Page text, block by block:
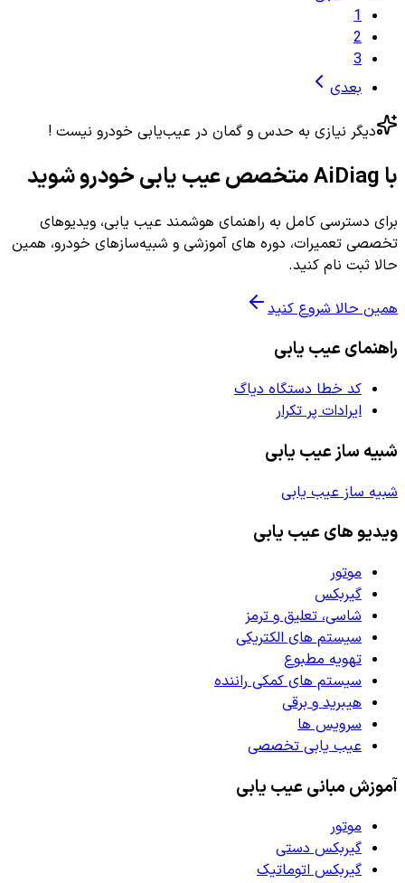
1
2
3
بعدی
دیگر نیازی به حدس و گمان در عیب‌یابی خودرو نیست !
با AiDiag متخصص عیب یابی خودرو شوید
برای دسترسی کامل به راهنمای هوشمند عیب یابی، ویدیوهای
تخصصی تعمیرات، دوره های آموزشی و شبیه‌سازهای خودرو، همین
حالا ثبت نام کنید.
همین حالا شروع کنید
راهنمای عیب یابی
کد خطا دستگاه دیاگ
ایرادات پر تکرار
شبیه ساز عیب یابی
شبیه ساز عیب یابی
ویدیو های عیب یابی
موتور
گیربکس
شاسی، تعلیق و ترمز
سیستم های الکتریکی
تهویه مطبوع
سیستم های کمکی راننده
هیبرید و برقی
سرویس ها
عیب یابی تخصصی
آموزش مبانی عیب یابی
موتور
گیربکس دستی
گیربکس اتوماتیک